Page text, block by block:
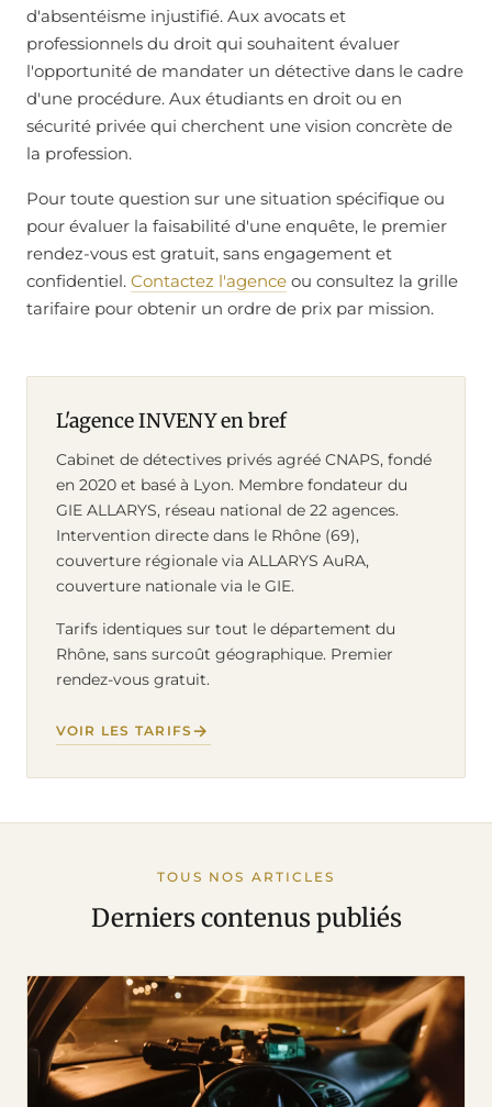
d'absentéisme injustifié. Aux avocats et
professionnels du droit qui souhaitent évaluer
l'opportunité de mandater un détective dans le cadre
d'une procédure. Aux étudiants en droit ou en
sécurité privée qui cherchent une vision concrète de
la profession.
Pour toute question sur une situation spécifique ou
pour évaluer la faisabilité d'une enquête, le premier
rendez-vous est gratuit, sans engagement et
confidentiel. Contactez l'agence ou consultez la grille
tarifaire pour obtenir un ordre de prix par mission.
L'agence INVENY en bref
Cabinet de détectives privés agréé CNAPS, fondé
en 2020 et basé à Lyon. Membre fondateur du
GIE ALLARYS, réseau national de 22 agences.
Intervention directe dans le Rhône (69),
couverture régionale via ALLARYS AuRA,
couverture nationale via le GIE.
Tarifs identiques sur tout le département du
Rhône, sans surcoût géographique. Premier
rendez-vous gratuit.
VOIR LES TARIFS
TOUS NOS ARTICLES
Derniers contenus publiés